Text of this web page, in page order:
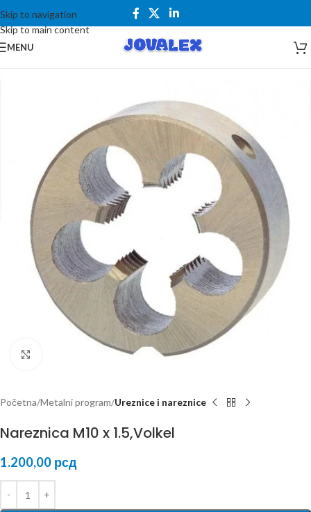
Skip to navigation
Skip to main content
MENU
Kliknite za uvećanje
Početna Metalni program Ureznice i nareznice
Nareznica M10 x 1.5,Volkel
1.200,00 рсд